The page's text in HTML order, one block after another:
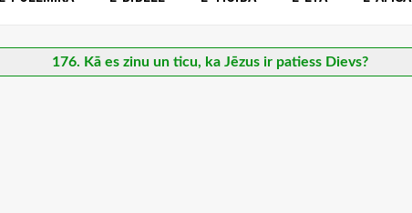
176. Kā es zinu un ticu, ka Jēzus ir patiess Dievs?